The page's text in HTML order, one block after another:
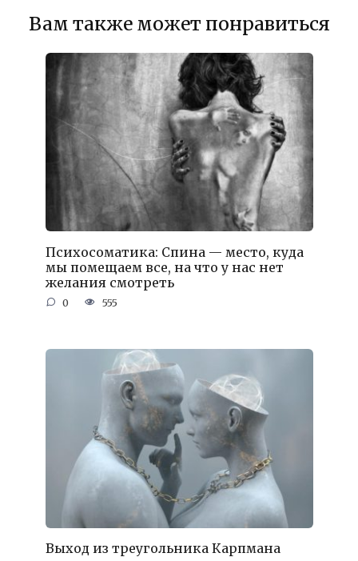
Вам также может понравиться
Психосоматика: Спина — место, куда
мы помещаем все, на что у нас нет
желания смотреть
0 555
Выход из треугольника Карпмана